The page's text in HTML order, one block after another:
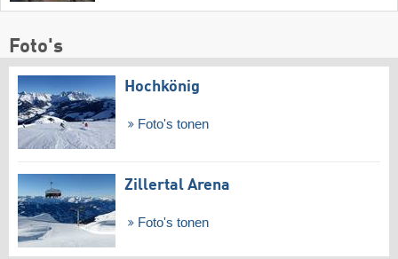
Foto's
Hochkönig
Foto's tonen
Zillertal Arena
Foto's tonen